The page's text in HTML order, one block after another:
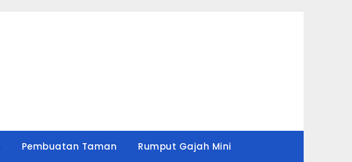
Pembuatan Taman Rumput Gajah Mini